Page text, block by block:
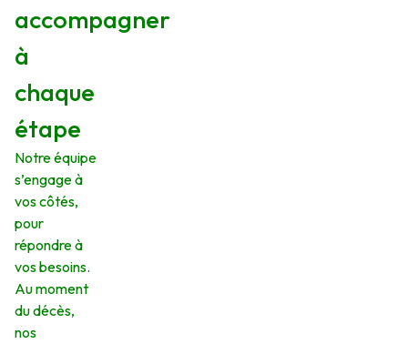
accompagner
à
chaque
étape
Notre équipe
s’engage à
vos côtés,
pour
répondre à
vos besoins.
Au moment
du décès,
nos